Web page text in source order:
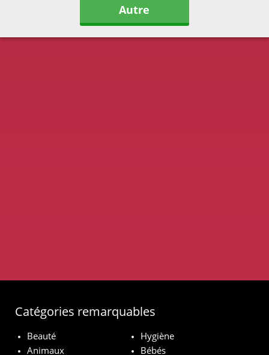
Autre
Catégories remarquables
Beauté
Hygiène
Animaux
Bébés